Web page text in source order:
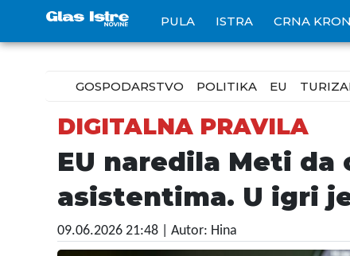
PULA ISTRA CRNA
GOSPODARSTVO POLITIKA EU
DIGITALNA PRAVILA
EU naredila Meti
asistentima. U igri
09.06.2026 21:48 | Autor: Hina